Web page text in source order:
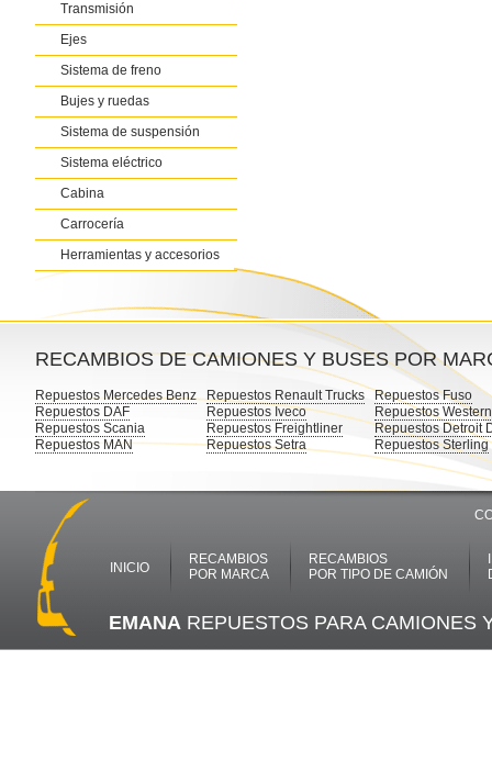
Transmisión
Ejes
Sistema de freno
Bujes y ruedas
Sistema de suspensión
Sistema eléctrico
Cabina
Carrocería
Herramientas y accesorios
RECAMBIOS DE CAMIONES Y BUSES POR
Repuestos Mercedes Benz
Repuestos DAF
Repuestos Scania
Repuestos MAN
Repuestos Renault Trucks
Repuestos Iveco
Repuestos Freightliner
Repuestos Setra
Repuestos Fuso
Repuestos
Repuestos Detroit
Repuestos Sterling
INICIO
RECAMBIOS
POR MARCA
RECAMBIOS
POR TIPO DE CAMIÓN
EMANA REPUESTOS PARA CAMIONES